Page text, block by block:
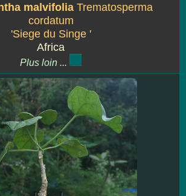
malvifolia Trematosperma
cordatum
'Siege du Singe '
Africa
Plus loin ...